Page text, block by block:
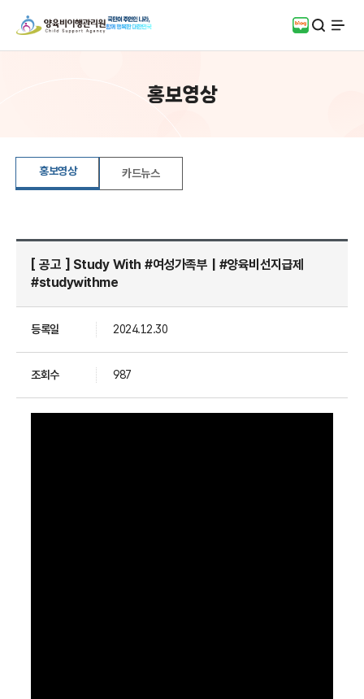
블로그검색
전체
홍보영상
홍보영상 카드뉴스
[ 공고 ] Study With #여성가족부 | #양육비선지급제
#studywithme
등록일 2024.12.30
조회수 987